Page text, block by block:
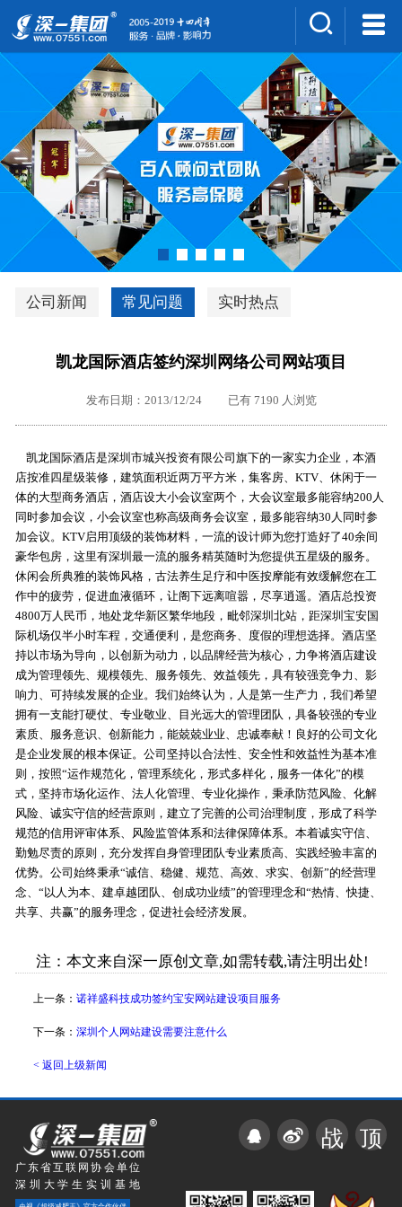
集团介绍
人才招聘
案例展示
新闻中心
深一风采
联系我们
深优通系统V3.0
深一集团优势
外地客户专栏
工单提交
公司新闻 常见问题 实时热点
凯龙国际酒店签约深圳网络公司网站项目
发布日期：2013/12/24 已有 7190 人浏览
凯龙国际酒店是深圳市城兴投资有限公司旗下的一家实力企业，本酒
店按准四星级装修，建筑面积近两万平方米，集客房、KTV、休闲于一
体的大型商务酒店，酒店设大小会议室两个，大会议室最多能容纳200人
同时参加会议，小会议室也称高级商务会议室，最多能容纳30人同时参
加会议。KTV启用顶级的装饰材料，一流的设计师为您打造好了40余间
豪华包房，这里有深圳最一流的服务精英随时为您提供五星级的服务。
休闲会所典雅的装饰风格，古法养生足疗和中医按摩能有效缓解您在工
作中的疲劳，促进血液循环，让阁下远离喧嚣，尽享逍遥。酒店总投资
4800万人民币，地处龙华新区繁华地段，毗邻深圳北站，距深圳宝安国
际机场仅半小时车程，交通便利，是您商务、度假的理想选择。酒店坚
持以市场为导向，以创新为动力，以品牌经营为核心，力争将酒店建设
成为管理领先、规模领先、服务领先、效益领先，具有较强竞争力、影
响力、可持续发展的企业。我们始终认为，人是第一生产力，我们希望
拥有一支能打硬仗、专业敬业、目光远大的管理团队，具备较强的专业
素质、服务意识、创新能力，能兢兢业业、忠诚奉献！良好的公司文化
是企业发展的根本保证。公司坚持以合法性、安全性和效益性为基本准
则，按照“运作规范化，管理系统化，形式多样化，服务一体化”的模
式，坚持市场化运作、法人化管理、专业化操作，秉承防范风险、化解
风险、诚实守信的经营原则，建立了完善的公司治理制度，形成了科学
规范的信用评审体系、风险监管体系和法律保障体系。本着诚实守信、
勤勉尽责的原则，充分发挥自身管理团队专业素质高、实践经验丰富的
优势。公司始终秉承“诚信、稳健、规范、高效、求实、创新”的经营理
念、“以人为本、建卓越团队、创成功业绩”的管理理念和“热情、快捷、
共享、共赢”的服务理念，促进社会经济发展。
注：本文来自深一原创文章,如需转载,请注明出处!
上一条： 诺祥盛科技成功签约宝安网站建设项目服务
下一条： 深圳个人网站建设需要注意什么
< 返回上级新闻
广东省互联网协会单位
深圳大学生实训基地
战 顶